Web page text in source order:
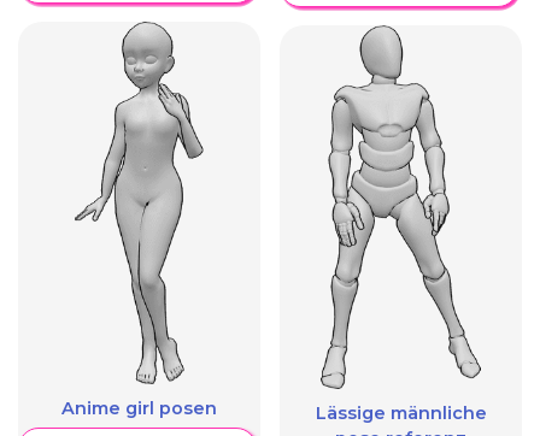
Anime girl posen
Lässige männliche